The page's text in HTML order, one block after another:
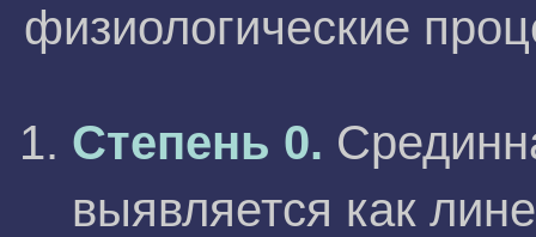
физиологические
Степень 0.
выявляется как